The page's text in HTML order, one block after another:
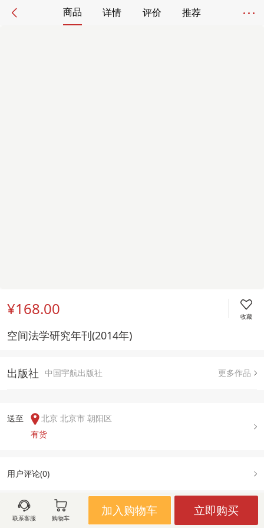
商品 详情 评价 推荐
¥168.00 收藏
空间法学研究年刊(2014年)
出版社 中国宇航出版社 更多作品
送至
北京 北京市 朝阳区
有货
用户评论(0)
图文详情 出版信息
联系客服 购物车
加入购物车 立即购买